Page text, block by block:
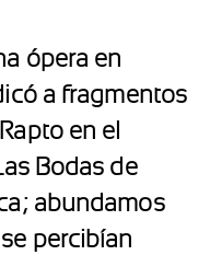
ópera en
a fragmentos
en el
Bodas de
abundamos
percibían